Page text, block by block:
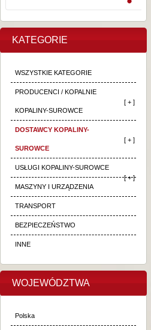
KATEGORIE
WSZYSTKIE KATEGORIE
PRODUCENCI / KOPALNIE
KOPALINY-SUROWCE
[ + ]
DOSTAWCY KOPALINY-
SUROWCE
[ + ]
USŁUGI KOPALINY-SUROWCE
[ + ]
MASZYNY I URZĄDZENIA
TRANSPORT
BEZPIECZEŃSTWO
INNE
WOJEWÓDZTWA
Polska